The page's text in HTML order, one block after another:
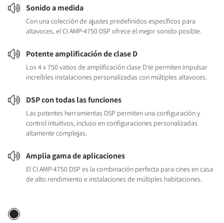
Sonido a medida
Con una colección de ajustes predefinidos específicos para
altavoces, el CI AMP-4750 DSP ofrece el mejor sonido posible.
Potente amplificación de clase D
Los 4 x 750 vatios de amplificación clase D te permiten impulsar
increíbles instalaciones personalizadas con múltiples altavoces.
DSP con todas las funciones
Las potentes herramientas DSP permiten una configuración y
control intuitivos, incluso en configuraciones personalizadas
altamente complejas.
Amplia gama de aplicaciones
El CI AMP-4750 DSP es la combinación perfecta para cines en casa
de alto rendimiento e instalaciones de múltiples habitaciones.